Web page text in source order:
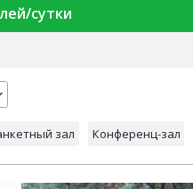
сутки
зал Конференц-зал